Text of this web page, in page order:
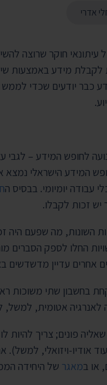
אדרי
חוקר שרוצה
לקבלת מידע באמצעות
כבר יודעים שכדי
לחופש המידע –
עבודה יומיומי. בבסיס ה
יש זכות לקבלו.
השונות, מה שפעם
החלו לספק הסברים
אחרים עדיין מדשדשים
בחשבון שתי משוכות
לאנרגיה אטומית, למשל,
פונים; צריך
אודיו-ויזואלי, למשל).
או במאגר של היחידה